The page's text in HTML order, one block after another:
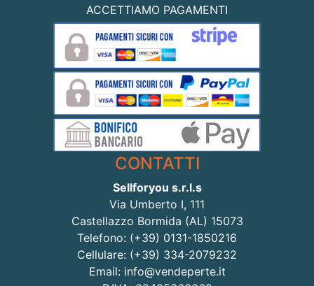
ACCETTIAMO PAGAMENTI
CONTATTI
Sellforyou s.r.l.s
Via Umberto I, 111
Castellazzo Bormida (AL) 15073
Telefono: (+39) 0131-1850216
Cellulare: (+39) 334-2079232
Email: info@vendeperte.it